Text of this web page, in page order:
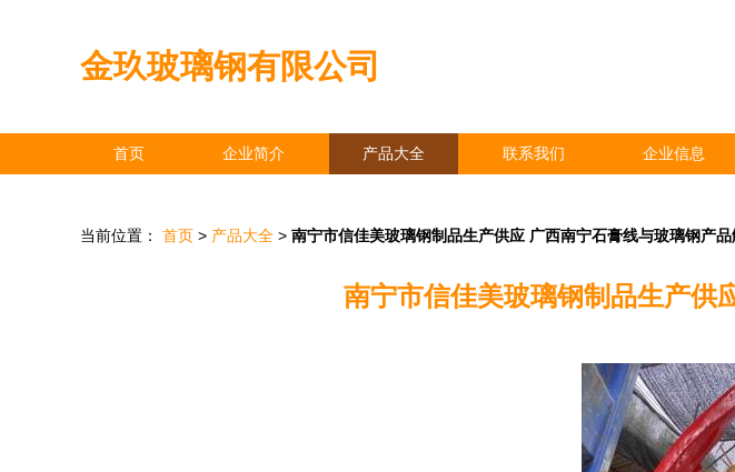
金玖玻璃钢有限公司
首页 企业简介 产品大全 联系我们 企业信息
当前位置： 首页 > 产品大全 > 南宁市信佳美玻璃钢制品生产供应 广西南宁石膏线与玻璃钢产品
南宁市信佳美玻璃钢制品生产供